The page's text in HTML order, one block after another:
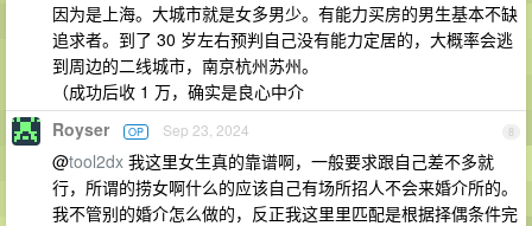
因为是上海。大城市就是女多男少。有能力买房的男生基本不缺
追求者。到了 30 岁左右预判自己没有能力定居的，大概率会逃
到周边的二线城市，南京杭州苏州。
（成功后收 1 万，确实是良心中介
8
Royser OP Sep 23, 2024
@tool2dx 我这里女生真的靠谱啊，一般要求跟自己差不多就
行，所谓的捞女啊什么的应该自己有场所招人不会来婚介所的。
我不管别的婚介怎么做的，反正我这里里匹配是根据择偶条件完